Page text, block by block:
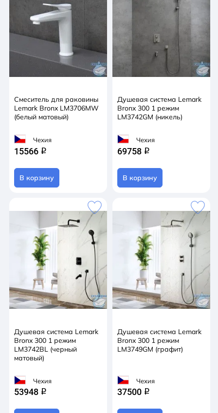
Смеситель для раковины
Lemark Bronx LM3706MW
(белый матовый)
Чехия
15566 q
В корзину
Душевая система Lemark
Bronx 300 1 режим
LM3742GM (никель)
Чехия
69758 q
В корзину
Душевая система Lemark
Bronx 300 1 режим
LM3742BL (черный
матовый)
Чехия
53948 q
Душевая система Lemark
Bronx 300 1 режим
LM3749GM (графит)
Чехия
37500 q